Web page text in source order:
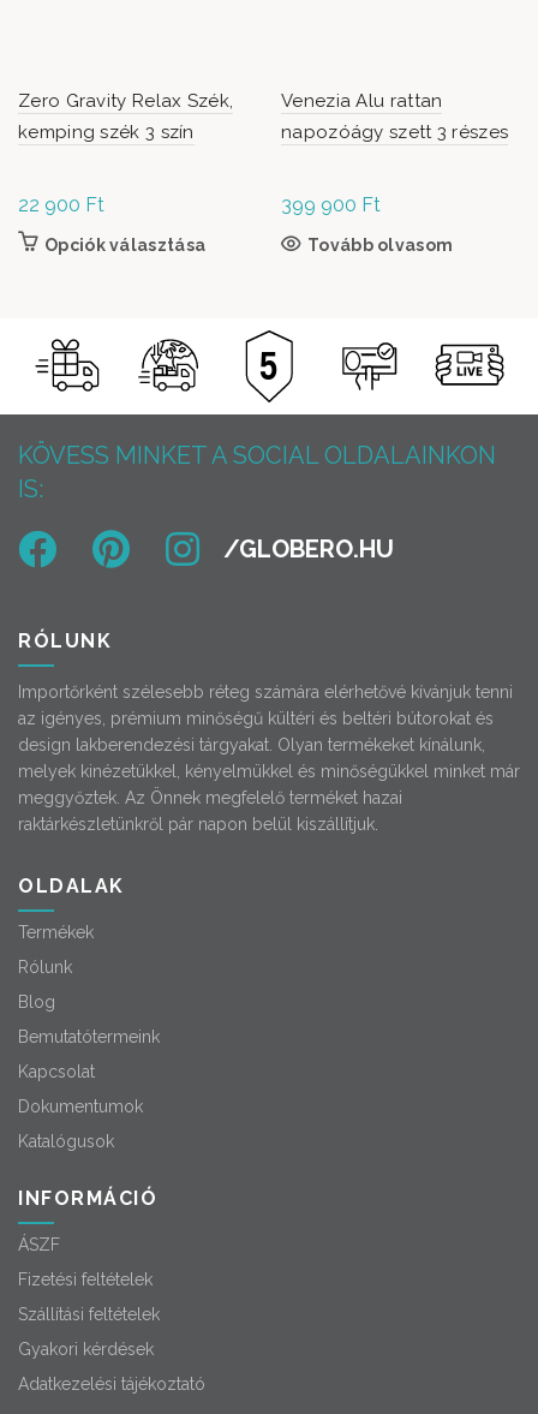
Zero Gravity Relax Szék,
kemping szék 3 szín
22 900 Ft
Opciók választása Ennek a terméknek több variációja van. A
Venezia Alu rattan
napozóágy szett 3 részes
399 900 Ft
Tovább olvasom
KÖVESS MINKET A SOCIAL OLDALAINKON
IS:
RÓLUNK
Importőrként szélesebb réteg számára elérhetővé kívánjuk tenni
az igényes, prémium minőségű kültéri és beltéri bútorokat és
design lakberendezési tárgyakat. Olyan termékeket kínálunk,
melyek kinézetükkel, kényelmükkel és minőségükkel minket már
meggyőztek. Az Önnek megfelelő terméket hazai
raktárkészletünkről pár napon belül kiszállítjuk.
OLDALAK
Termékek
Rólunk
Blog
Bemutatótermeink
Kapcsolat
Dokumentumok
Katalógusok
INFORMÁCIÓ
ÁSZF
Fizetési feltételek
Szállítási feltételek
Gyakori kérdések
Adatkezelési tájékoztató